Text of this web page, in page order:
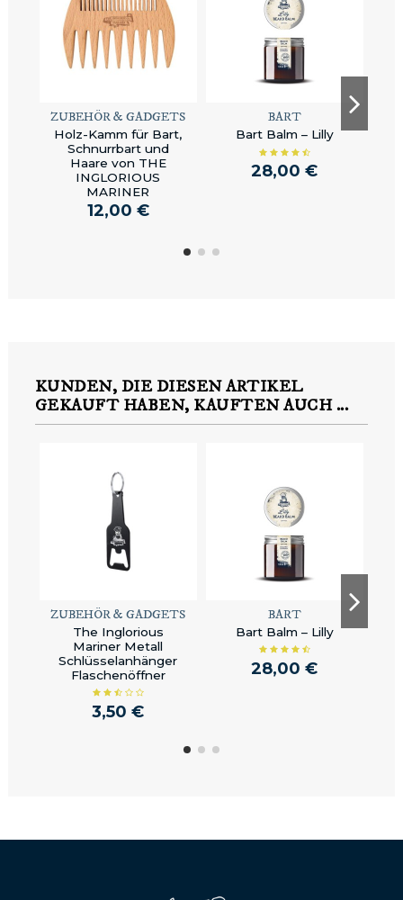
ZUBEHÖR & GADGETS
Holz-Kamm für Bart,
Schnurrbart und
Haare von THE
INGLORIOUS
MARINER
12,00 €
BART
Bart Balm – Lilly
28,00 €
KUNDEN, DIE DIESEN ARTIKEL
GEKAUFT HABEN, KAUFTEN AUCH ...
ZUBEHÖR & GADGETS
The Inglorious
Mariner Metall
Schlüsselanhänger
Flaschenöffner
3,50 €
BART
Bart Balm – Lilly
28,00 €